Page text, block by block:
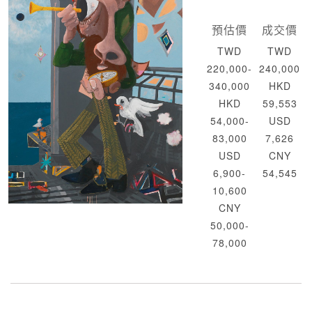
預估價
TWD
220,000-
340,000
HKD
54,000-
83,000
USD
6,900-
10,600
CNY
50,000-
78,000
成交價
TWD
240,000
HKD
59,553
USD
7,626
CNY
54,545